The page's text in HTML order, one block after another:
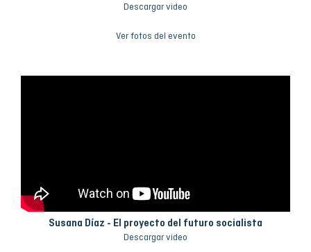
Descargar video
Ver fotos del evento
Susana Díaz - El proyecto del futuro socialista
Descargar video